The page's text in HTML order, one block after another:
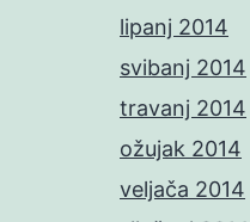
lipanj 2014
svibanj 2014
travanj 2014
ožujak 2014
veljača 2014